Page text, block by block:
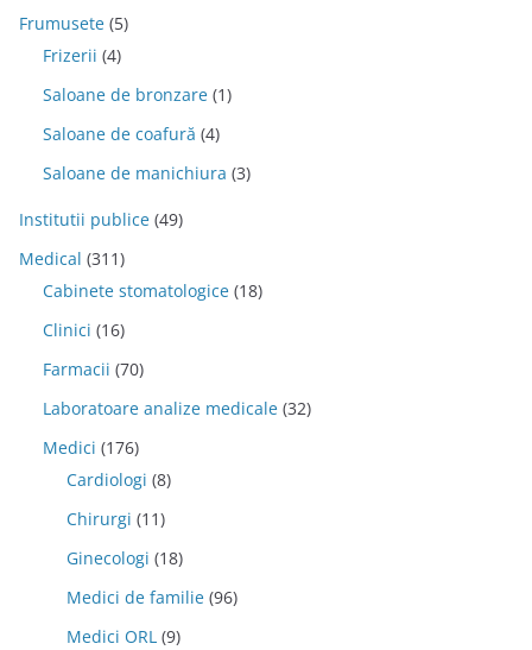
Frumusete (5)
Frizerii (4)
Saloane de bronzare (1)
Saloane de coafură (4)
Saloane de manichiura (3)
Institutii publice (49)
Medical (311)
Cabinete stomatologice (18)
Clinici (16)
Farmacii (70)
Laboratoare analize medicale (32)
Medici (176)
Cardiologi (8)
Chirurgi (11)
Ginecologi (18)
Medici de familie (96)
Medici ORL (9)